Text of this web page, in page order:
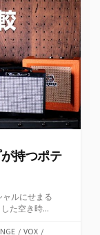
持つポテ
ルにせまる
た空き時...
/ VOX /